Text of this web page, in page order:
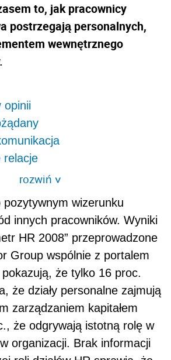
to, jak pracownicy
postrzegają personalnych,
wewnętrznego
opinii
relacje
rozwiń>
wizerunku
innych pracowników. Wyniki
HR 2008” przeprowadzone
Group wspólnie z portalem
że tylko 16 proc.
że działy personalne zajmują
zarządzaniem kapitałem
że odgrywają istotną rolę w
organizacji. Brak informacji